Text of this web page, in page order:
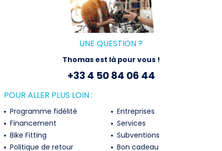
UNE QUESTION ?
Thomas est là pour vous !
+33 4 50 84 06 44
POUR ALLER PLUS LOIN :
Programme fidélité
Entreprises
Financement
Services
Bike Fitting
Subventions
Politique de retour
Bon cadeau
×
Ce site Web utilise des